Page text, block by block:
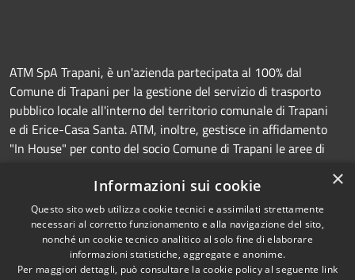
ATM SpA Trapani, è un'azienda partecipata al 100% dal
Comune di Trapani per la gestione del servizio di trasporto
pubblico locale all'interno del territorio comunale di Trapani
e di Erice-Casa Santa. ATM, inoltre, gestisce in affidamento
"In House" per conto del socio Comune di Trapani le aree di
manutenzione della segnaletica orizzontale e verticale.
RSS
Copyright © 2026 • Azienda
×
Informazioni sui cookie
Questo sito web utilizza cookie tecnici e assimilati strettamente
necessari al corretto funzionamento e alla navigazione del sito,
nonché un cookie tecnico analitico al solo fine di elaborare
informazioni statistiche, aggregate e anonime.
Per maggiori dettagli, può consultare la cookie policy al seguente link